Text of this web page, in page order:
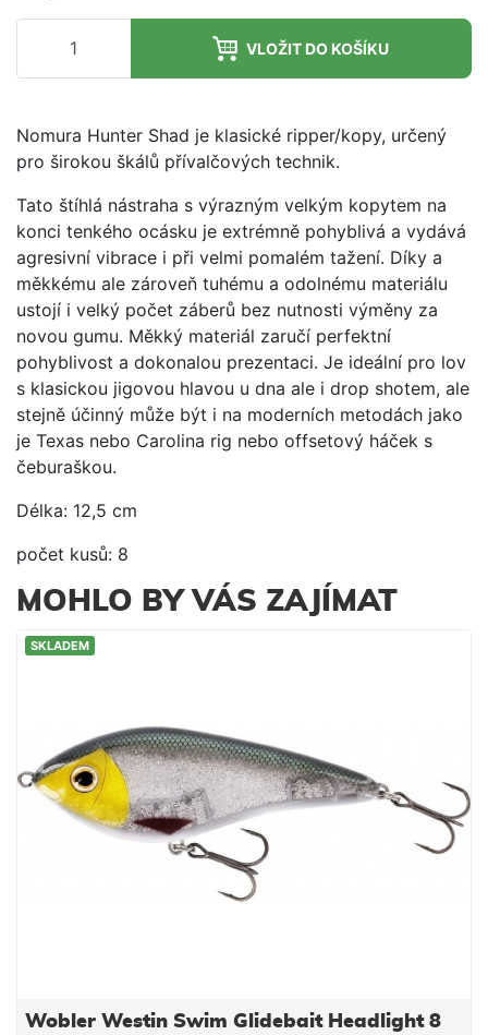
VLOŽIT DO KOŠÍKU
Nomura Hunter Shad je klasické ripper/kopy, určený
pro širokou škálů přívalčových technik.
Tato štíhlá nástraha s výrazným velkým kopytem na
konci tenkého ocásku je extrémně pohyblivá a vydává
agresivní vibrace i při velmi pomalém tažení. Díky a
měkkému ale zároveň tuhému a odolnému materiálu
ustojí i velký počet záberů bez nutnosti výměny za
novou gumu. Měkký materiál zaručí perfektní
pohyblivost a dokonalou prezentaci. Je ideální pro lov
s klasickou jigovou hlavou u dna ale i drop shotem, ale
stejně účinný může být i na moderních metodách jako
je Texas nebo Carolina rig nebo offsetový háček s
čeburaškou.
Délka: 12,5 cm
počet kusů: 8
MOHLO BY VÁS ZAJÍMAT
SKLADEM
Wobler Westin Swim Glidebait Headlight 8